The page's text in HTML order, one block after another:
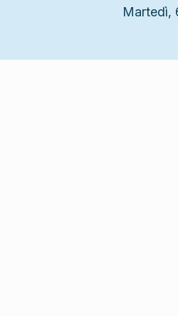
Martedì,